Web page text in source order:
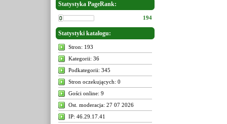
Statystyka PageRank:
194
Statystyki katalogu:
Stron: 193
Kategorii: 36
Podkategorii: 345
Stron oczekujących: 0
Gości online: 9
Ost. moderacja: 27 07 2026
IP: 46.29.17.41